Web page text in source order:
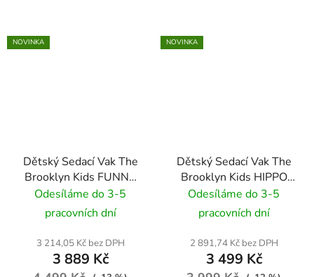
NOVINKA
Dětský Sedací Vak The
Brooklyn Kids FUNNY
BUNNY VELVET BR-
9691 šedá
Odesíláme do 3-5
pracovních dní
3 214,05 Kč bez DPH
3 889 Kč
NOVINKA
Dětský Sedací Vak The
Brooklyn Kids HIPPO
SOFT BR-9681 růžový
Odesíláme do 3-5
pracovních dní
2 891,74 Kč bez DPH
3 499 Kč